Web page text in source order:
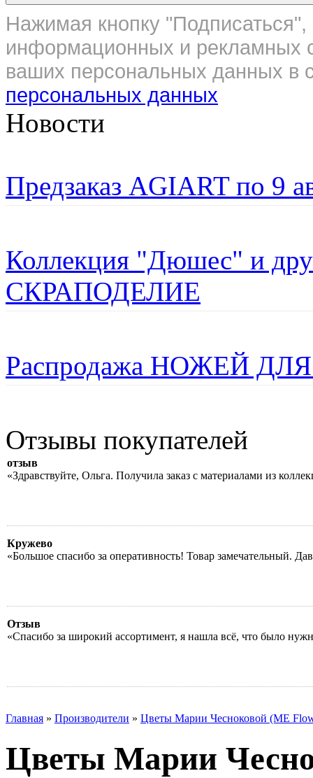
Нажимая кнопку
информационных и рекламных
ваших персональных данных в
персональных данных
Новости
Предзаказ AGIART по 9
Коллекция "Дюшес" и
СКРАПОДЕЛИЕ
Распродажа НОЖЕЙ
Отзывы покупателей
отзыв
«Здравствуйте, Ольга. Получила заказ с материалами из
Кружево
«Большое спасибо за оперативность! Товар замечательный.
Отзыв
«Спасибо за широкий ассортимент, я нашла всё, что было
Главная » Производители » Цветы Марии Чесноковой (ME
Цветы Марии